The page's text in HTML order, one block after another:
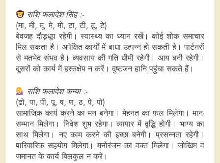
राशि फलादेश सिंह :-
(मा, मी, मू, मे, मो, टा, टी, टू, टे)
बेवजह दौड़धूप रहेगी। स्वास्थ्य का ध्यान रखें। कोई शोक समाचार
मिल सकता है। अपेक्षित कार्यों में बाधा उत्पन्न हो सकती है। पार्टनरों
से मतभेद संभव है। व्यवसाय की गति धीमी रहेगी। आय बनी रहेगी।
दूसरों को कार्य में हस्तक्षेप न करें। दुष्टजन हानि पहुंचा सकते हैं।
राशि फलादेश कन्या :-
(ढो, पा, पी, पू, ष, ण, ठ, पे, पो)
सामाजिक कार्य करने का मन बनेगा। मेहनत का फल मिलेगा। मान-
सम्मान मिलेगा। निवेश शुभ रहेगा। व्यापार में वृद्धि होगी। भाग्य का
साथ मिलेगा। नए काम करने की इच्छा बनेगी। प्रसन्नता रहेगी।
पारिवारिक सहयोग मिलेगा। मनोरंजन का वक्त मिलेगा। जोखिम व
जमानत के कार्य बिलकुल न करें।